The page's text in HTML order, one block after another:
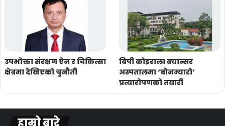
उपभोक्ता संरक्षण ऐन र चिकित्सा
क्षेत्रमा देखिएको चुनौती
बिपी कोइराला क्यान्सर
अस्पतालमा ‘बोनम्यारो’
प्रत्यारोपणको तयारी
हाम्रो बारे